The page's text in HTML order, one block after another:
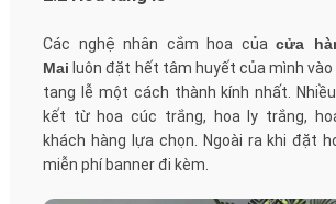
Các nghệ nhân cắm hoa củacửa
Mai luôn đặt hết tâm huyết của mình vào
tang lễ một cách thành kính nhất.
kết từ hoa cúc trắng, hoa ly trắng,
khách hàng lựa chọn. Ngoài ra khi đặt
miễn phí banner đi kèm.